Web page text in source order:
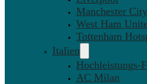
Manchester City
West Ham
Tottenham
Italien
Hochleistungs-
AC Milan